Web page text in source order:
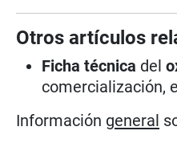
Otros artículos
Ficha técnica del
comercialización,
Información general